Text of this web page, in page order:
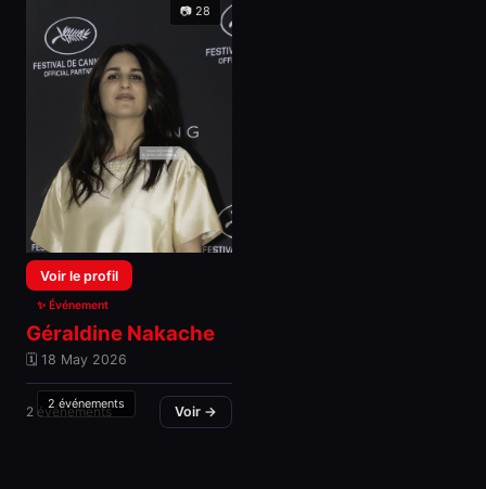
Voir le profil
📷 28
2 événements
✨ Événement
Géraldine Nakache
🗓 18 May 2026
2 événements Voir →